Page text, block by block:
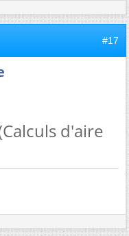
#17
d'aire